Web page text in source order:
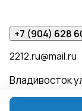
+7 (904) 628
2212.ru@mail.ru
Владивосток